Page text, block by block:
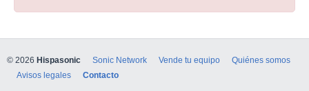
© 2026 Hispasonic Sonic Network Vende tu equipo
Quiénes somos
Avisos legales
Contacto